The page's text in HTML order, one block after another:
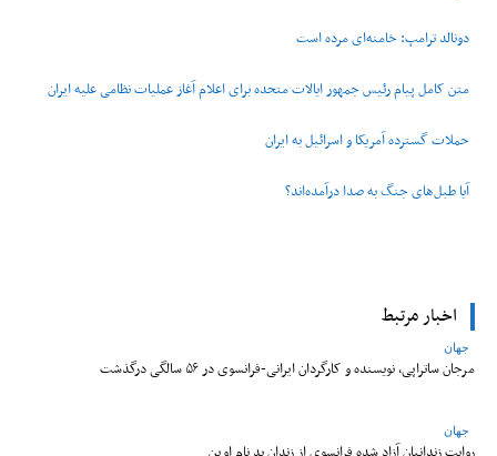
دونالد ترامپ: خامنه‌ای مرده است
متن کامل پیام رئیس جمهور ایالات متحده برای اعلام آغاز عملیات نظامی علیه ایران
حملات گسترده آمریکا و اسرائیل به ایران
آیا طبل‌های جنگ به صدا درآمده‌اند؟
اخبار مرتبط
جهان
مرجان ساتراپی، نویسنده و کارگردان ایرانی-فرانسوی در ۵۶ سالگی درگذشت
جهان